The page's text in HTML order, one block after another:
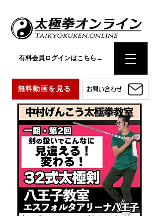
お問い合わせ
無料動画を見る
有料会員ログインはこちら→